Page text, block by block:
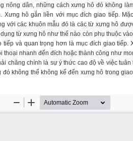
nông dân, những cách xưng hô đó không
hô gắn liền với mục đích giao tiếp.
với các khuôn mẫu đó là các từ xưng hô
từ xưng hô như thế nào còn phụ thuộc
và quan trọng hơn là mục đích giao tiếp.
nhanh đến đích hoặc thành công như
chăng chính là sự ý thức cao độ về việc tuân
không thể không kể đến xưng hô trong